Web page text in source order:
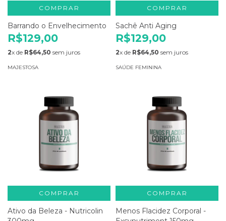
COMPRAR
Barrando o Envelhecimento
R$129,00
2x de R$64,50 sem juros
MAJESTOSA
COMPRAR
Sachê Anti Aging
R$129,00
2x de R$64,50 sem juros
SAÚDE FEMININA
COMPRAR
Ativo da Beleza - Nutricolin
COMPRAR
Menos Flacidez Corporal -